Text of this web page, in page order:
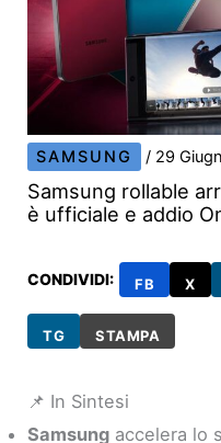
SAMSUNG / 29
Samsung rollable
è ufficiale e addio
CONDIVIDI: FB X
TG STAMPA
📌 In Sintesi
Samsung accelera lo